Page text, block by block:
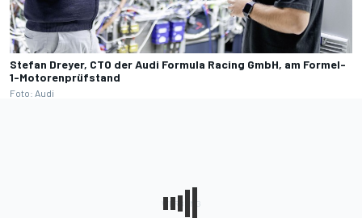
Stefan Dreyer, CTO der Audi Formula Racing GmbH, am Formel-
1-Motorenprüfstand
Foto: Audi